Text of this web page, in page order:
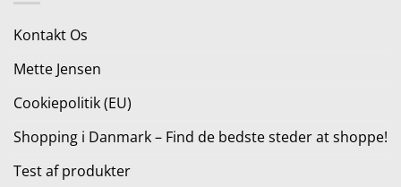
Kontakt Os
Mette Jensen
Cookiepolitik (EU)
Shopping i Danmark – Find de bedste steder at shoppe!
Test af produkter